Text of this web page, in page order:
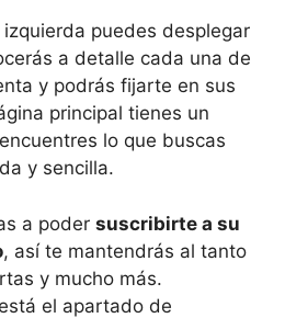
puedes desplegar
a detalle cada una de
y podrás fijarte en sus
principal tienes un
lo que buscas
y sencilla.
a poder suscribirte a su
, así te mantendrás al tanto
y mucho más.
el apartado de